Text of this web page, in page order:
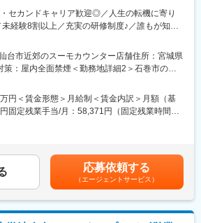
データ基盤の開発
を利用したデータパイプラインの開発・運用
利活用しやすい基盤・インターフェースを提供
データ品質を担保するための開発・運用
データアプリケーション
行うために社内で利用するウェブアプリケーシ
全社大規模ワークフローエンジン
盤を支える大規模な（1 日あたり数万コンテナ
術を取り入れて効率化を実施している
セカンドキャリア歓迎◎／人生の転機に寄り
経験8割以上／充実の研修制度♪／誰もが知る
はなく、お客様に寄り添いたい方へ。」
はなく、人生の選択を支える提案
店対応中心）
間、じっくりお客様と向き合える接客スタイル
く、検討～決断まで継続的にサポート
台市近郊のスーモカウンター店舗住所：宮城県
策：屋内全面禁煙＜勤務地詳細2＞石巻市のス
取市内のスーモカウンター住所：宮城県名取市
全面禁煙変更の範囲：会社の定める事業所
円＜賃金形態＞月給制＜賃金内訳＞月額（基
固定残業手当/月：58,371円（固定残業時間35
44万3419円×12か月+賞与463万円／入社5年
円×12か月+賞与344万円／入社1年目／月給25
賞与賃金はあくまでも目安の金額であり、選考
能性があります。月給(月額)は固定手当を含め
応募依頼する
（エージェントサービス）